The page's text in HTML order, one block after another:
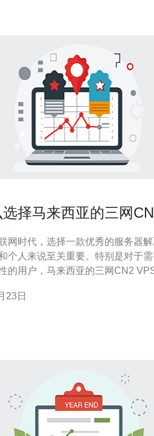
选择马来西亚的三网
网时代，选择一款优秀的服务器
个人来说至关重要。特别是对于
的用户，马来西亚的三网CN2
马来西亚的三网CN2 VPS的理由，
23日